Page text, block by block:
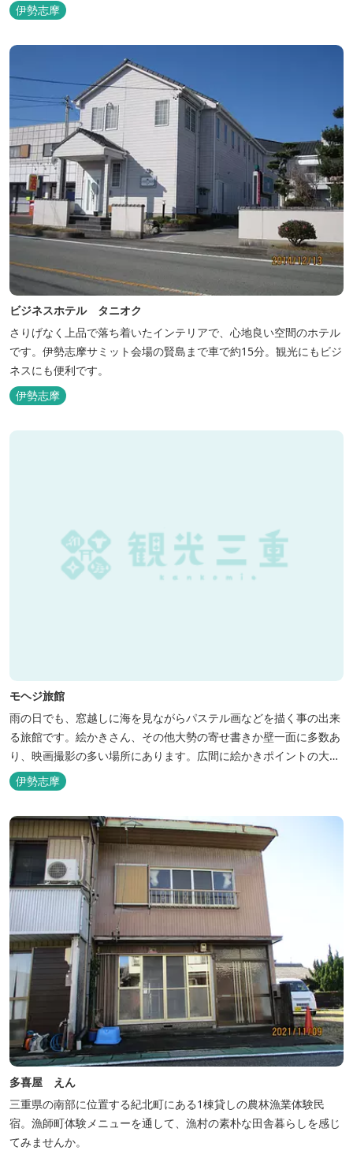
伊勢志摩
ビジネスホテル タニオク
さりげなく上品で落ち着いたインテリアで、心地良い空間のホテル
です。伊勢志摩サミット会場の賢島まで車で約15分。観光にもビジ
ネスにも便利です。
伊勢志摩
モヘジ旅館
雨の日でも、窓越しに海を見ながらパステル画などを描く事の出来
る旅館です。絵かきさん、その他大勢の寄せ書きか壁一面に多数あ
り、映画撮影の多い場所にあります。広間に絵かきポイントの大地
図がありますので合宿の際などの打ち合わせも行えます。
伊勢志摩
多喜屋 えん
三重県の南部に位置する紀北町にある1棟貸しの農林漁業体験民
宿。漁師町体験メニューを通して、漁村の素朴な田舎暮らしを感じ
てみませんか。